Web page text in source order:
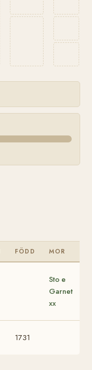
FÖDD MOR
Sto e
Garnet
xx
1731